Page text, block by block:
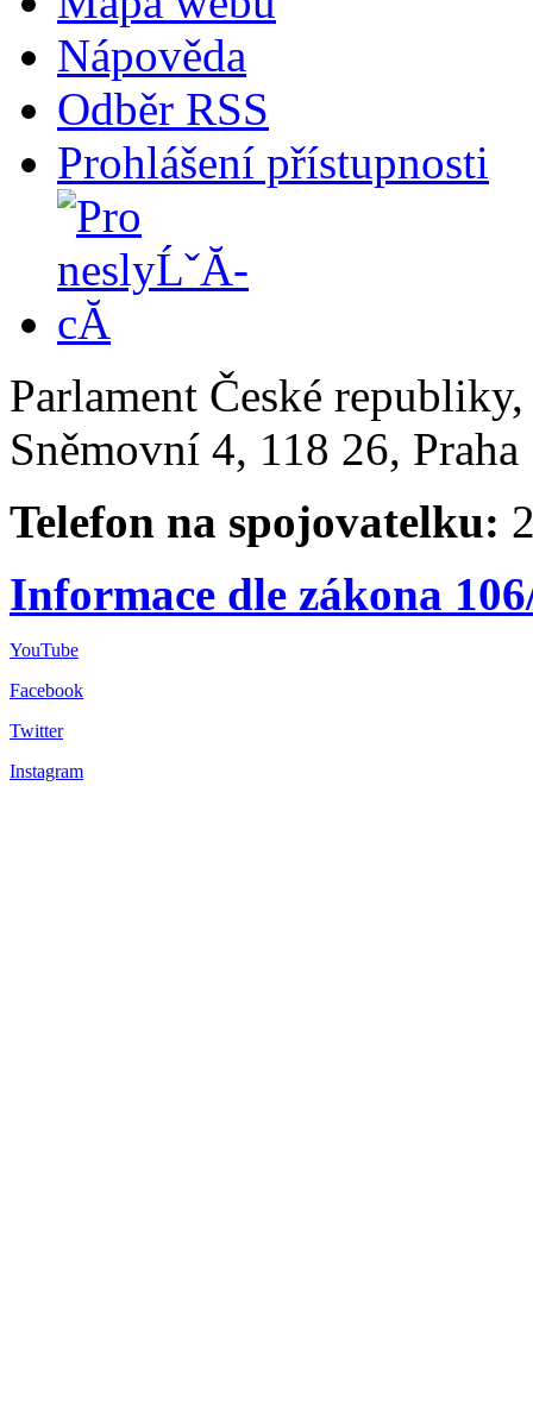
Nápověda
Odběr RSS
Prohlášení přístupnosti
Parlament České
Sněmovní 4, 118 26,
Telefon na spojovatelku:
Informace dle zákona
YouTube
Facebook
Twitter
Instagram